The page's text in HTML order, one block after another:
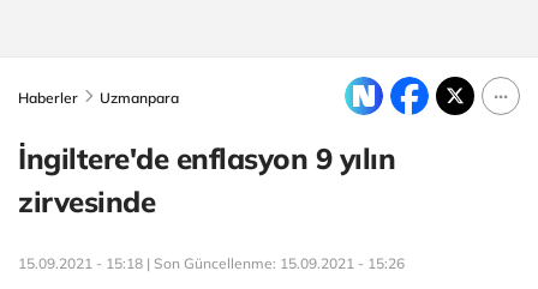
Haberler Uzmanpara
İngiltere'de enflasyon 9 yılın
zirvesinde
15.09.2021 - 15:18 | Son Güncellenme: 15.09.2021 - 15:26